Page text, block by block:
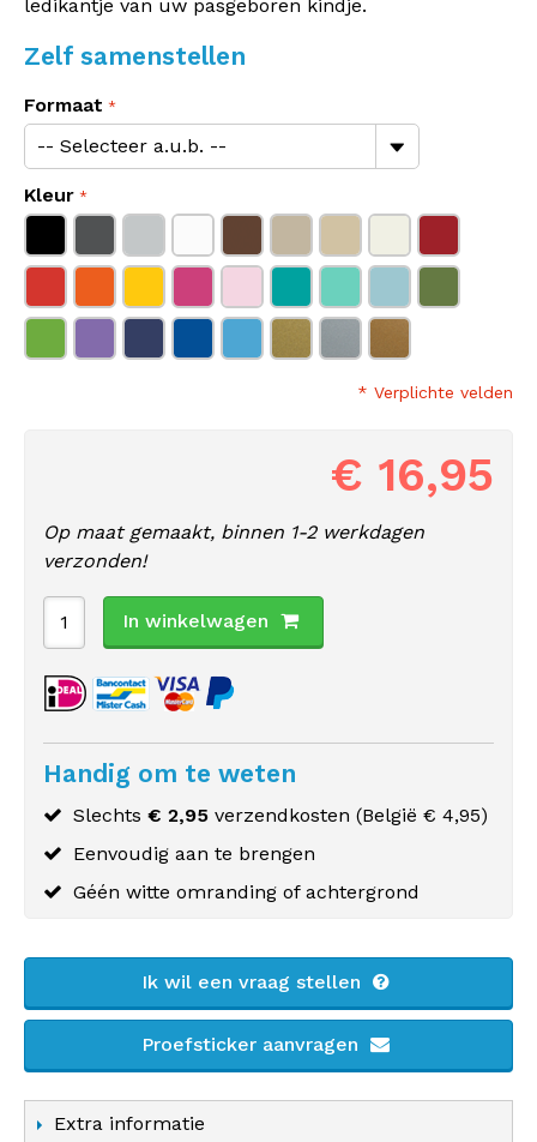
ledikantje van uw pasgeboren kindje.
Zelf samenstellen
Formaat
Kleur
* Verplichte velden
€ 16,95
Op maat gemaakt, binnen 1-2 werkdagen
verzonden!
In winkelwagen
Handig om te weten
Slechts € 2,95 verzendkosten (België € 4,95)
Eenvoudig aan te brengen
Géén witte omranding of achtergrond
Ik wil een vraag stellen
Proefsticker aanvragen
Extra informatie